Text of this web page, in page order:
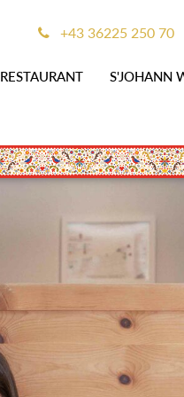
RESTAURANT S'JOHANN
+43 36225 250 70